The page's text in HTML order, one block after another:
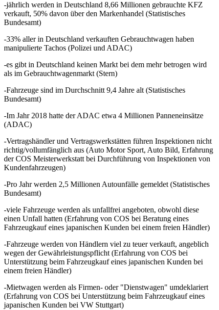
-jährlich werden in Deutschland 8,66 Millionen gebrauchte KFZ
verkauft, 50% davon über den Markenhandel (Statistisches
Bundesamt)
-33% aller in Deutschland verkauften Gebrauchtwagen haben
manipulierte Tachos (Polizei und ADAC)
-es gibt in Deutschland keinen Markt bei dem mehr betrogen wird
als im Gebrauchtwagenmarkt (Stern)
-Fahrzeuge sind im Durchschnitt 9,4 Jahre alt (Statistisches
Bundesamt)
-Im Jahr 2018 hatte der ADAC etwa 4 Millionen Panneneinsätze
(ADAC)
-Vertragshändler und Vertragswerkstätten führen Inspektionen nicht
richtig/vollumfänglich aus (Auto Motor Sport, Auto Bild, Erfahrung
der COS Meisterwerkstatt bei Durchführung von Inspektionen von
Kundenfahrzeugen)
-Pro Jahr werden 2,5 Millionen Autounfälle gemeldet (Statistisches
Bundesamt)
-viele Fahrzeuge werden als unfallfrei angeboten, obwohl diese
einen Unfall hatten (Erfahrung von COS bei Beratung eines
Fahrzeugkauf eines japanischen Kunden bei einem freien Händler)
-Fahrzeuge werden von Händlern viel zu teuer verkauft, angeblich
wegen der Gewährleistungspflicht (Erfahrung von COS bei
Unterstützung beim Fahrzeugkauf eines japanischen Kunden bei
einem freien Händler)
-Mietwagen werden als Firmen- oder "Dienstwagen" umdeklariert
(Erfahrung von COS bei Unterstützung beim Fahrzeugkauf eines
japanischen Kunden bei VW Stuttgart)